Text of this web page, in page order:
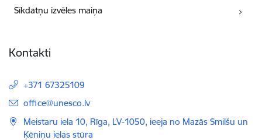
Sīkdatņu izvēles maiņa
Kontakti
+371 67325109
E-pasts:
office@unesco.lv
Meistaru iela 10, Rīga, LV-1050, ieeja no Mazās Smilšu un
Ķēniņu ielas stūra